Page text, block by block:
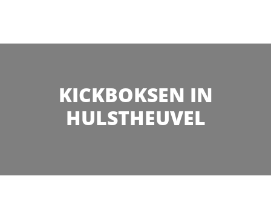
KICKBOKSEN IN
HULSTHEUVEL